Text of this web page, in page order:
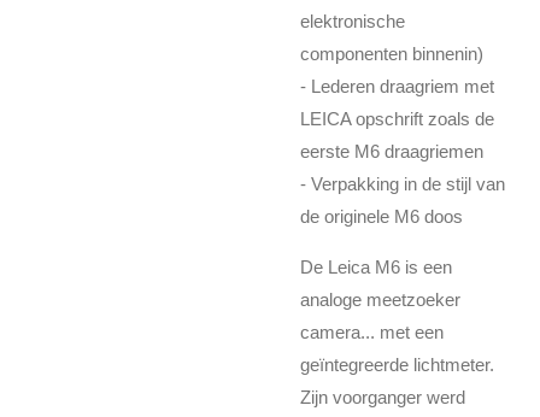
elektronische
componenten binnenin)
- Lederen draagriem met
LEICA opschrift zoals de
eerste M6 draagriemen
- Verpakking in de stijl van
de originele M6 doos
De Leica M6 is een
analoge meetzoeker
camera... met een
geïntegreerde lichtmeter.
Zijn voorganger werd